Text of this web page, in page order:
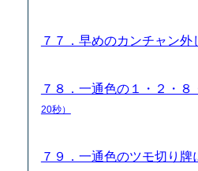
７７．早めのカンチャン
７８．一通色の１・２・
20秒）
７９．一通色のツモ切り